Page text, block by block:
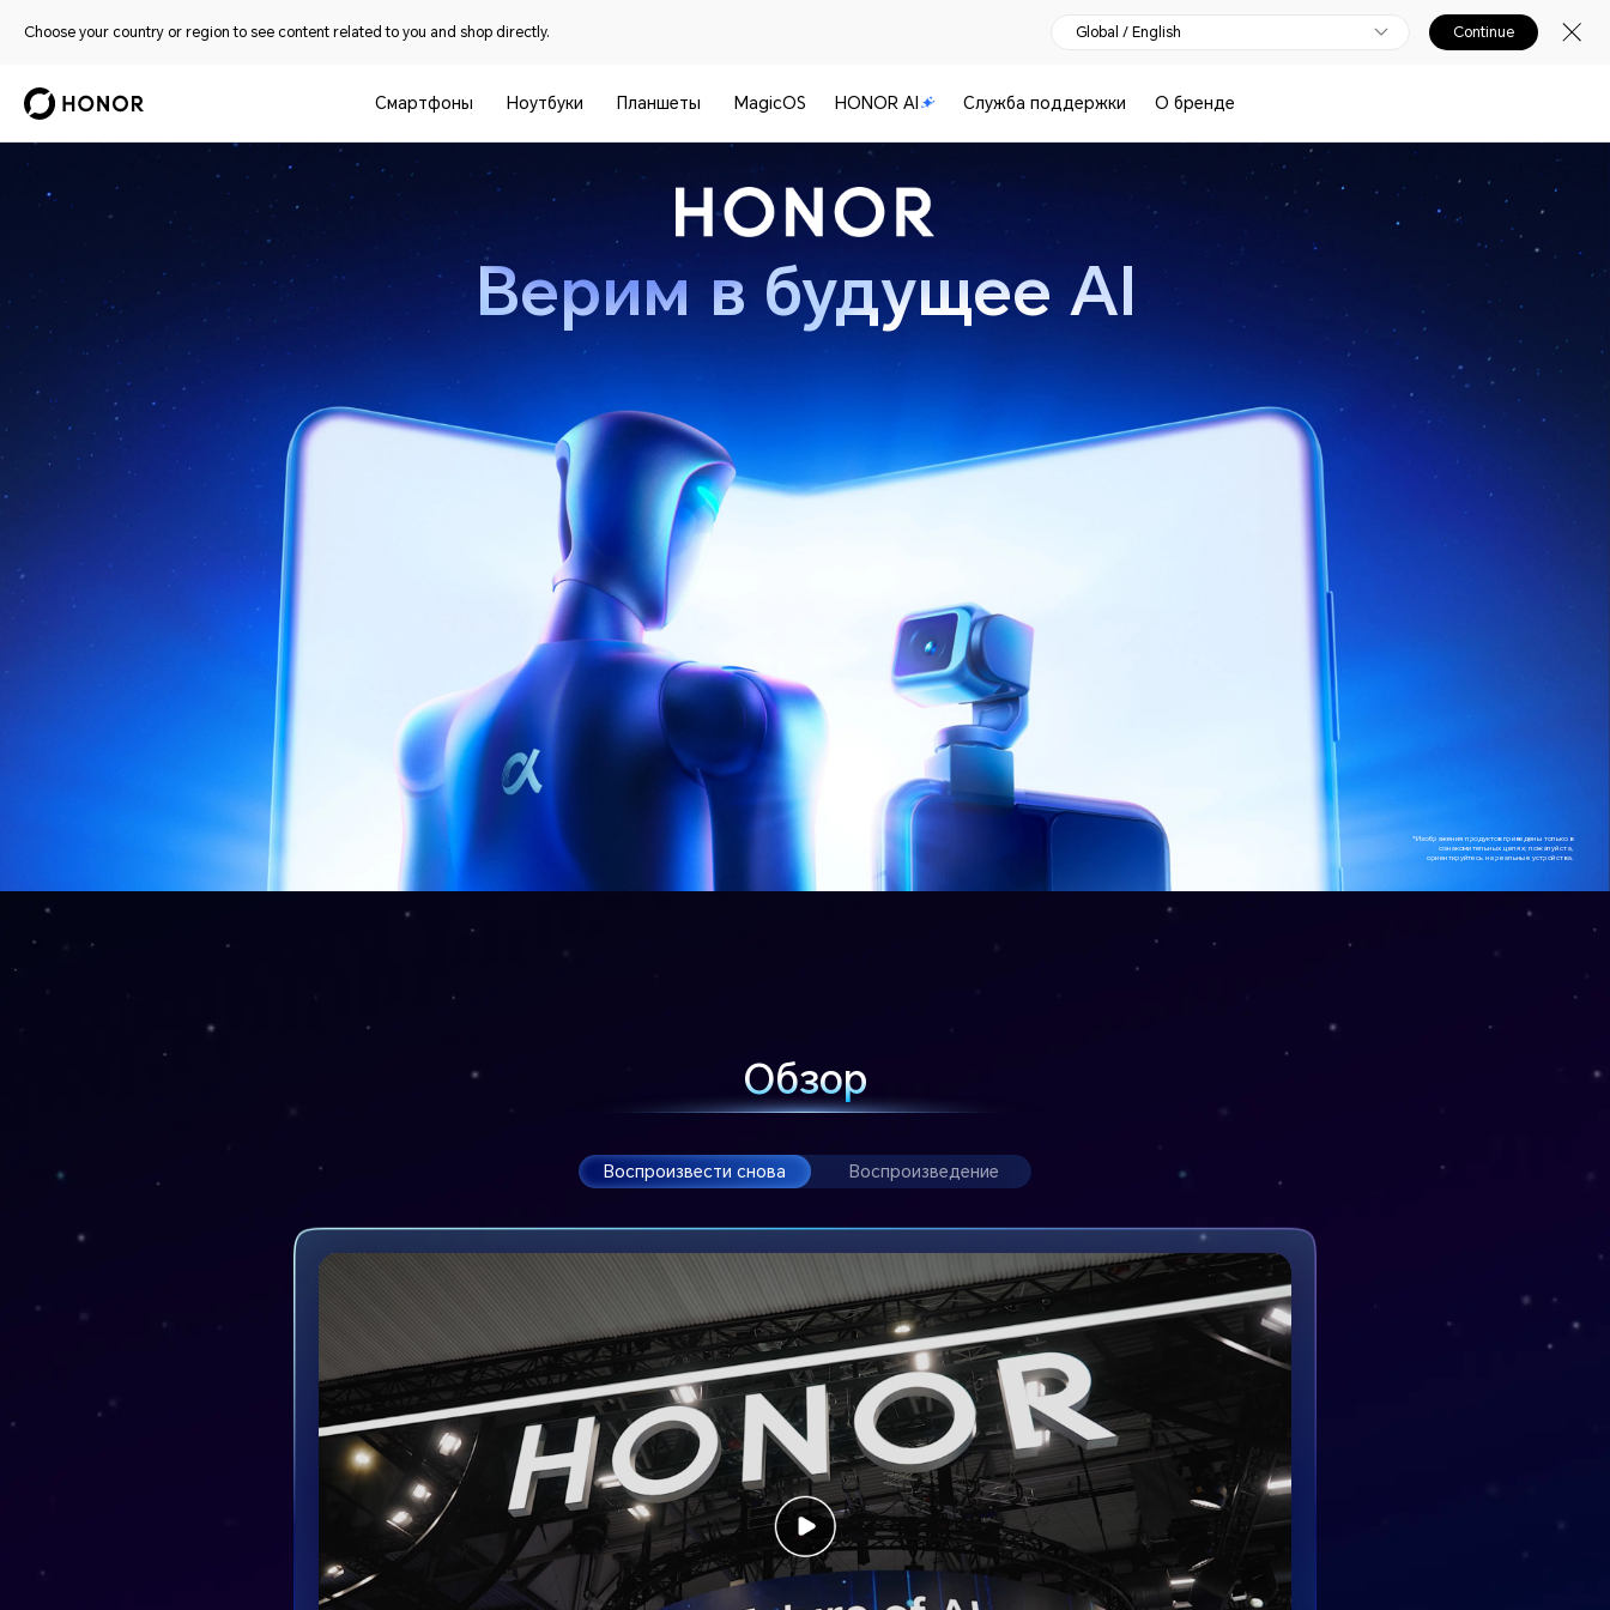
Choose your country or region to see content related to you and shop directly. Global / English Continue
Смартфоны Ноутбуки Планшеты MagicOS HONOR AI Служба поддержки О бренде
Верим вбудущее AI
*Изображения продуктов приведены только в
ознакомительных целях; пожалуйста,
ориентируйтесь на реальные устройства.
Обзор
Воспроизвести снова Воспроизведение